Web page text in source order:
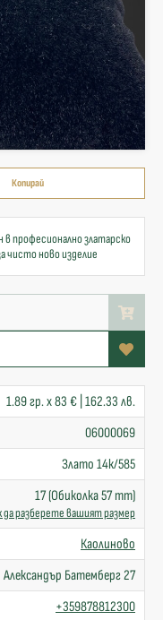
Копирай
професионално златарско
чисто ново изделие
1.89 гр. x 83 € | 162.33 лв.
06000069
Злато 14к/585
17 (Обиколка 57 mm)
да разберете вашият размер
Каолиново
Александър Батемберг 27
+359878812300